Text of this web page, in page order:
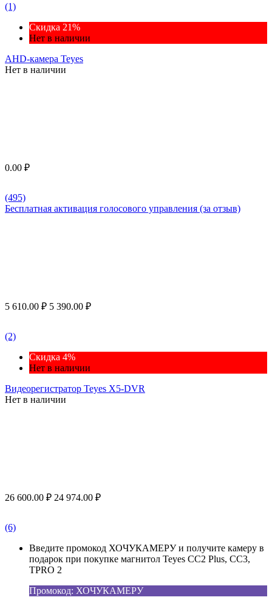
(1)
Скидка 21%
Нет в наличии
AHD-камера Teyes
Нет в наличии
0.00 ₽
(495)
Бесплатная активация голосового управления (за отзыв)
5 610.00 ₽ 5 390.00 ₽
(2)
Скидка 4%
Нет в наличии
Видеорегистратор Teyes X5-DVR
Нет в наличии
26 600.00 ₽ 24 974.00 ₽
(6)
Введите промокод ХОЧУКАМЕРУ и получите камеру в
подарок при покупке магнитол Teyes CC2 Plus, CC3,
TPRO 2
Промокод: ХОЧУКАМЕРУ